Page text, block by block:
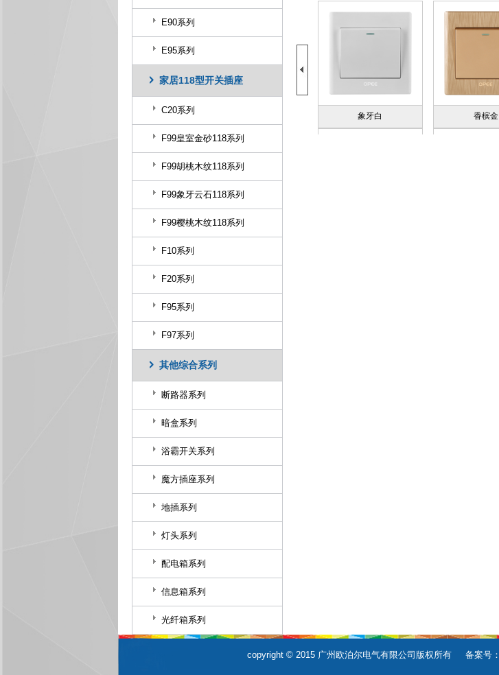
E90系列
E95系列
家居118型开关插座
C20系列
F99皇室金砂118系列
F99胡桃木纹118系列
F99象牙云石118系列
F99樱桃木纹118系列
F10系列
F20系列
F95系列
F97系列
其他综合系列
断路器系列
暗盒系列
浴霸开关系列
魔方插座系列
地插系列
灯头系列
配电箱系列
信息箱系列
光纤箱系列
象牙白 香槟金
copyright © 2015 广州欧泊尔电气有限公司版权所有 备案号：